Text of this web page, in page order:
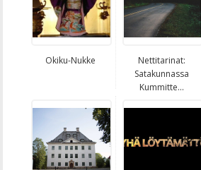
Okiku-Nukke
Nettitarinat:
Satakunnassa
Kummitte...